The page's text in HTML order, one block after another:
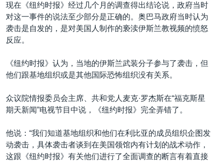
现在《纽约时报》经过几个月的调查得出结论说，政府当时
对这一事件的说法至少部分是正确的。奥巴马政府当时认为
袭击是自发的，是对美国人制作的亵渎伊斯兰教视频的愤怒
反应。
《纽约时报》认为，当地的伊斯兰武装分子参与了袭击，但
他们跟基地组织或是其他国际恐怖组织没有关系。
众议院情报委员会主席、共和党人麦克·罗杰斯在“福克斯星
期天新闻”电视节目中说，《纽约时报》完全弄错了。
他说：“我们知道基地组织和他们在利比亚的成员组织企图发
动袭击，具体袭击者谈到在美国领馆内有计划的战术动作，
这跟《纽约时报》有关他们进行了全面调查的断言有着直接